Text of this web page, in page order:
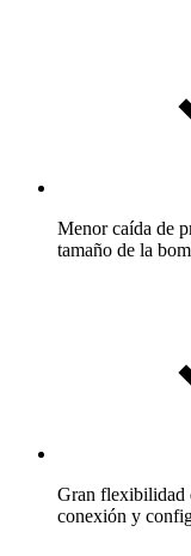
Menor caída de
tamaño de la
Gran flexibilidad
conexión y